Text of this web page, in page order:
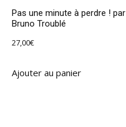
Pas une minute à perdre ! par
Bruno Troublé
27,00€
Ajouter au panier